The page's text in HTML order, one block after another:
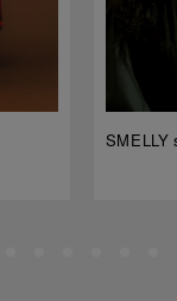
SMELLY